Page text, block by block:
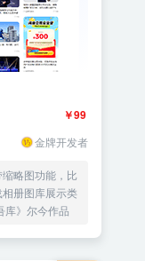
￥99
金牌开发者
略图功能，比
册图库展示类
》尔今作品